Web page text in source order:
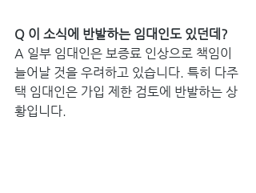
Q 이 소식에 반발하는 임대인도 있던데?
A 일부 임대인은 보증료 인상으로 책임이
늘어날 것을 우려하고 있습니다. 특히 다주
택 임대인은 가입 제한 검토에 반발하는 상
황입니다.